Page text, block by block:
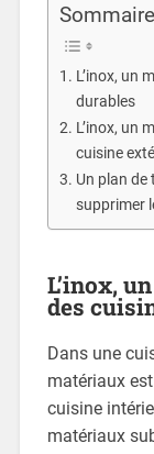
Sommaire
L’inox, un
durables
L’inox, un
cuisine
Un plan de
supprimer
L’inox,
des
Dans une
matériaux
cuisine
matériaux